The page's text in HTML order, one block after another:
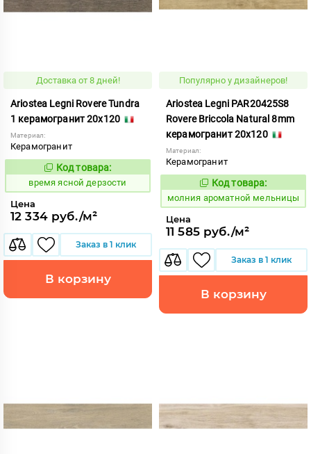
Доставка от 8 дней!
Ariostea Legni Rovere Tundra
1 керамогранит 20x120
Материал:
Керамогранит
234270
Код товара:
время ясной дерзости
Цена
12 334 руб./м²
Заказ в 1 клик
В корзину
Популярно у дизайнеров!
Ariostea Legni PAR20425S8
Rovere Briccola Natural 8mm
керамогранит 20x120
Материал:
Керамогранит
1000299
Код товара:
молния ароматной мельницы
Цена
11 585 руб./м²
Заказ в 1 клик
В корзину